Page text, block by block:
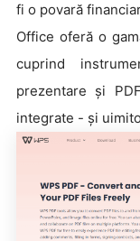
fi o povară
Office oferă o
cuprind
prezentare și
integrate - și